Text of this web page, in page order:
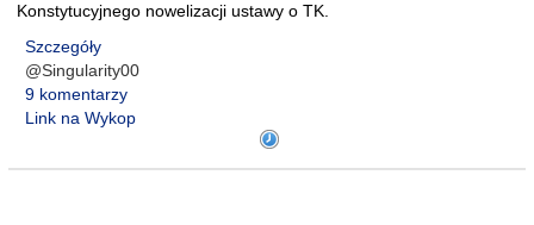
Konstytucyjnego nowelizacji ustawy o TK.
Szczegóły
@Singularity00
9 komentarzy
Link na Wykop